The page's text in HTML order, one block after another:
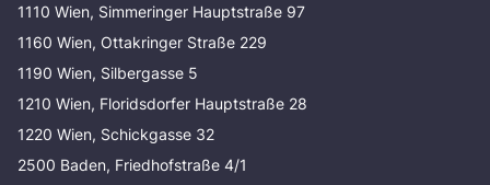
1110 Wien, Simmeringer Hauptstraße 97
1160 Wien, Ottakringer Straße 229
1190 Wien, Silbergasse 5
1210 Wien, Floridsdorfer Hauptstraße 28
1220 Wien, Schickgasse 32
2500 Baden, Friedhofstraße 4/1